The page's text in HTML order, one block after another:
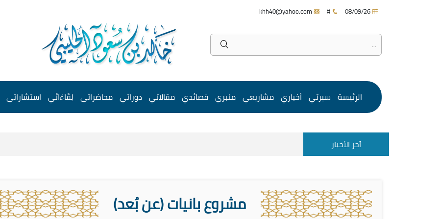
#
الرئيسة سيرتي أخباري مشاريعي منبري قصائدي مقالاتي دوراتي محاضراتي لِقَاءَاتَي استشاراتي
آخر الأخبار
مشروع بانيات (عن بُعد)